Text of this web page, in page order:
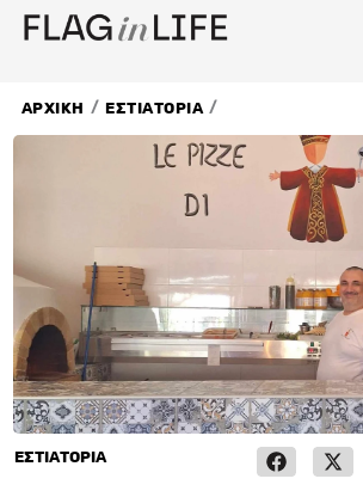
Μετάβαση
στο
ΑΡΧΙΚΗ / ΕΣΤΙΑΤΟΡΙΑ /
ΕΣΤΙΑΤΟΡΙΑ